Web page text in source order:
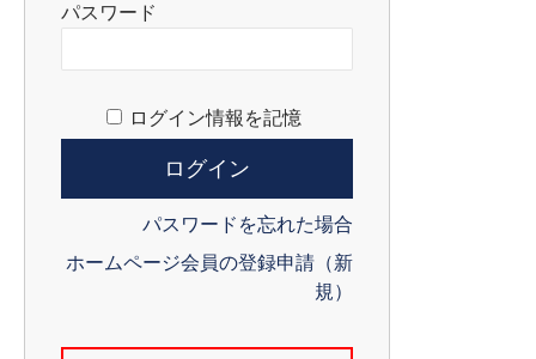
パスワード
ログイン情報を記憶
パスワードを忘れた場合
ホームページ会員の登録申請（新
規）